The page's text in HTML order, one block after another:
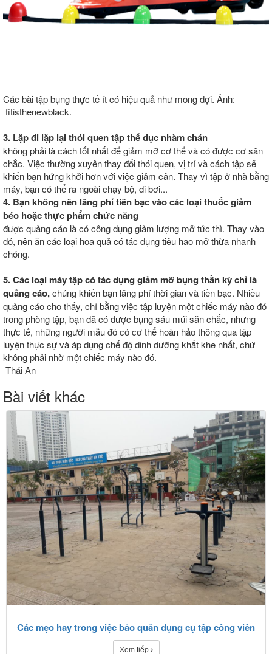
Các bài tập bụng thực tế ít có hiệu quả như mong đợi. Ảnh:
fitisthenewblack.
3. Lặp đi lặp lại thói quen tập thể dục nhàm chán
không phải là cách tốt nhất để giảm mỡ cơ thể và có được cơ săn
chắc. Việc thường xuyên thay đổi thói quen, vị trí và cách tập sẽ
khiến bạn hứng khởi hơn với việc giảm cân. Thay vì tập ở nhà bằng
máy, bạn có thể ra ngoài chạy bộ, đi bơi...
4. Bạn không nên lãng phí tiền bạc vào các loại thuốc giảm
béo hoặc thực phẩm chức năng
được quảng cáo là có công dụng giảm lượng mỡ tức thì. Thay vào
đó, nên ăn các loại hoa quả có tác dụng tiêu hao mỡ thừa nhanh
chóng.
5. Các loại máy tập có tác dụng giảm mỡ bụng thần kỳ chỉ là
quảng cáo,chúng khiến bạn lãng phí thời gian và tiền bạc. Nhiều
quảng cáo cho thấy, chỉ bằng việc tập luyện một chiếc máy nào đó
trong phòng tập, bạn đã có được bụng sáu múi săn chắc, nhưng
thực tế, những người mẫu đó có cơ thể hoàn hảo thông qua tập
luyện thực sự và áp dụng chế độ dinh dưỡng khắt khe nhất, chứ
không phải nhờ một chiếc máy nào đó.
Thái An
Bài viết khác
Các mẹo hay trong việc bảo quản dụng cụ tập công viên
Xem tiếp